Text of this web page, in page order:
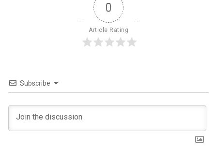
0
Article Rating
Subscribe